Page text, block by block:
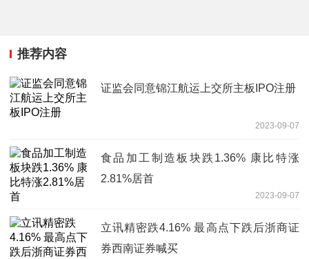
推荐内容
证监会同意锦江航运上交所主板IPO注册
2023-09-07
食品加工制造板块跌1.36% 康比特涨
2.81%居首
2023-09-07
立讯精密跌4.16% 最高点下跌后浙商证
券西南证券喊买